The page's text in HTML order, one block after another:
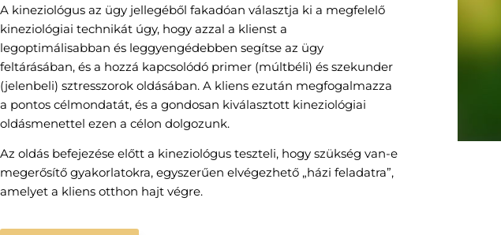
A kineziológus az ügy jellegéből fakadóan választja ki a megfelelő
kineziológiai technikát úgy, hogy azzal a klienst a
legoptimálisabban és leggyengédebben segítse az ügy
feltárásában, és a hozzá kapcsolódó primer (múltbéli) és szekunder
(jelenbeli) sztresszorok oldásában. A kliens ezután megfogalmazza
a pontos célmondatát, és a gondosan kiválasztott kineziológiai
oldásmenettel ezen a célon dolgozunk.
Az oldás befejezése előtt a kineziológus teszteli, hogy szükség van-e
megerősítő gyakorlatokra, egyszerűen elvégezhető „házi feladatra”,
amelyet a kliens otthon hajt végre.